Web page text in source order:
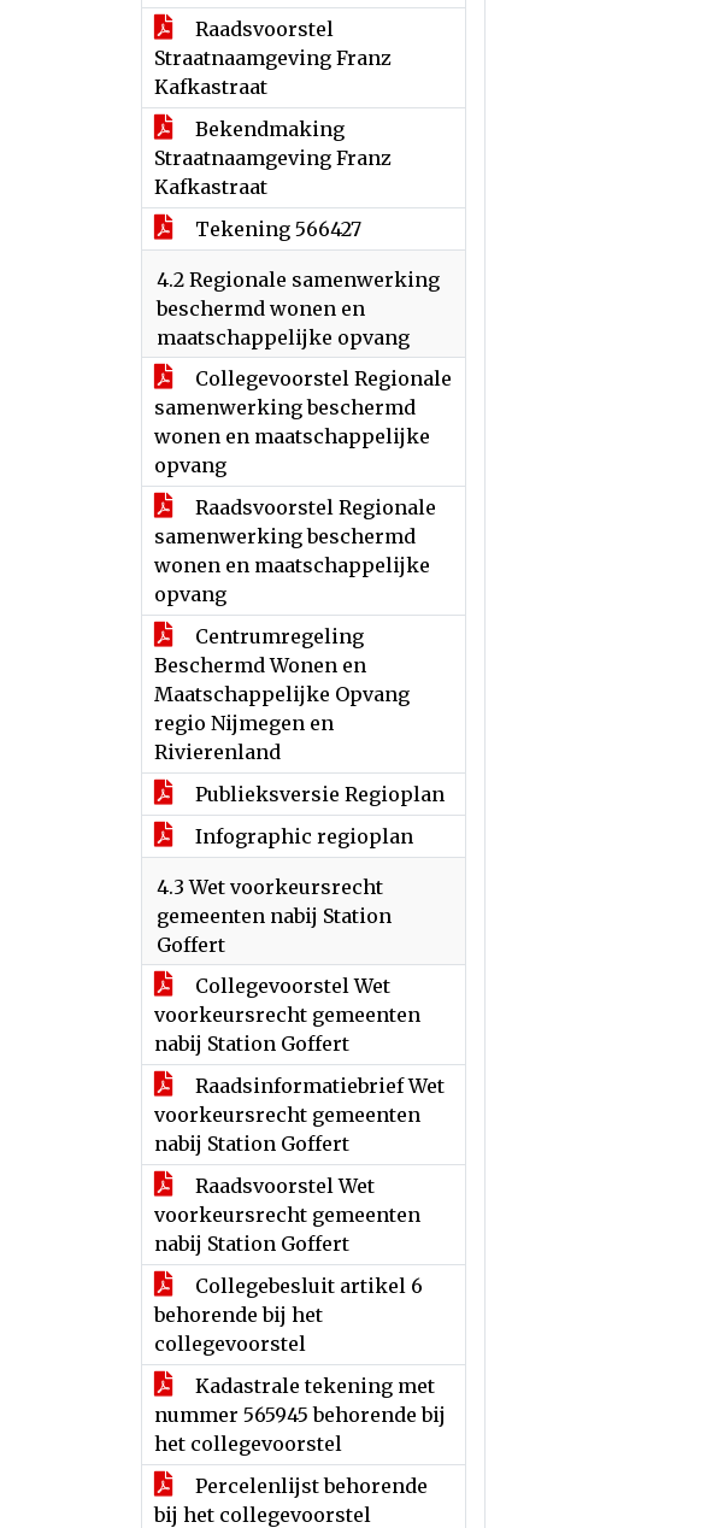
Raadsvoorstel
Straatnaamgeving Franz
Kafkastraat
Bekendmaking
Straatnaamgeving Franz
Kafkastraat
Tekening 566427
4.2 Regionale samenwerking
beschermd wonen en
maatschappelijke opvang
Collegevoorstel Regionale
samenwerking beschermd
wonen en maatschappelijke
opvang
Raadsvoorstel Regionale
samenwerking beschermd
wonen en maatschappelijke
opvang
Centrumregeling
Beschermd Wonen en
Maatschappelijke Opvang
regio Nijmegen en
Rivierenland
Publieksversie Regioplan
Infographic regioplan
4.3 Wet voorkeursrecht
gemeenten nabij Station
Goffert
Collegevoorstel Wet
voorkeursrecht gemeenten
nabij Station Goffert
Raadsinformatiebrief Wet
voorkeursrecht gemeenten
nabij Station Goffert
Raadsvoorstel Wet
voorkeursrecht gemeenten
nabij Station Goffert
Collegebesluit artikel 6
behorende bij het
collegevoorstel
Kadastrale tekening met
nummer 565945 behorende bij
het collegevoorstel
Percelenlijst behorende
bij het collegevoorstel